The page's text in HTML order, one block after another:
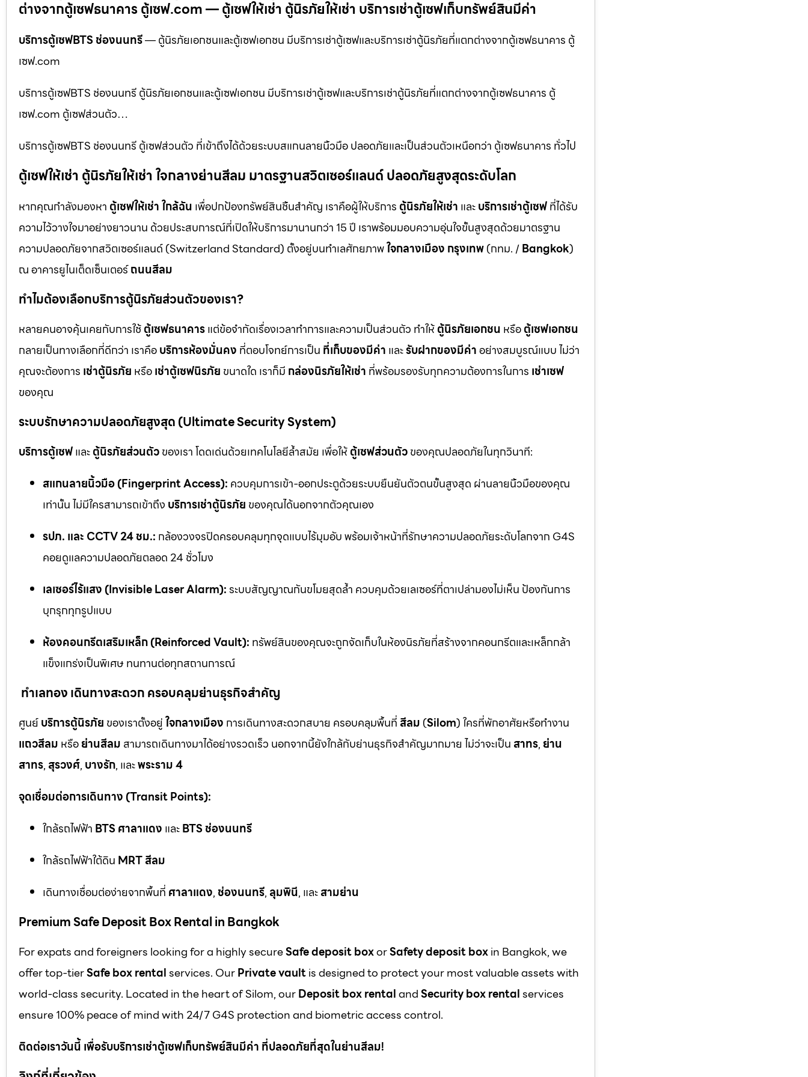
ต่างจากตู้เซฟธนาคาร ตู้เซฟ.com — ตู้เซฟให้เช่า ตู้นิรภัยให้เช่า บริการเช่าตู้เซฟเก็บทรัพย์สินมีค่า
บริการตู้เซฟBTS ช่องนนทรี— ตู้นิรภัยเอกชนและตู้เซฟเอกชน มีบริการเช่าตู้เซฟและบริการเช่าตู้นิรภัยที่แตกต่างจากตู้เซฟธนาคาร ตู้
เซฟ.com
บริการตู้เซฟBTS ช่องนนทรี ตู้นิรภัยเอกชนและตู้เซฟเอกชน มีบริการเช่าตู้เซฟและบริการเช่าตู้นิรภัยที่แตกต่างจากตู้เซฟธนาคาร ตู้
เซฟ.com ตู้เซฟส่วนตัว…
บริการตู้เซฟBTS ช่องนนทรี ตู้เซฟส่วนตัว ที่เข้าถึงได้ด้วยระบบสแกนลายนิ้วมือ ปลอดภัยและเป็นส่วนตัวเหนือกว่า ตู้เซฟธนาคาร ทั่วไป
ตู้เซฟให้เช่า ตู้นิรภัยให้เช่า ใจกลางย่านสีลม มาตรฐานสวิตเซอร์แลนด์ ปลอดภัยสูงสุดระดับโลก
หากคุณกำลังมองหา ตู้เซฟให้เช่า ใกล้ฉัน เพื่อปกป้องทรัพย์สินชิ้นสำคัญ เราคือผู้ให้บริการ ตู้นิรภัยให้เช่า และบริการเช่าตู้เซฟที่ได้รับ
ความไว้วางใจมาอย่างยาวนาน ด้วยประสบการณ์ที่เปิดให้บริการมานานกว่า 15 ปี เราพร้อมมอบความอุ่นใจขั้นสูงสุดด้วยมาตรฐาน
ความปลอดภัยจากสวิตเซอร์แลนด์ (Switzerland Standard) ตั้งอยู่บนทำเลศักยภาพใจกลางเมือง กรุงเทพ(กทม. /Bangkok)
ณ อาคารยูไนเต็ดเซ็นเตอร์ถนนสีลม
ทำไมต้องเลือกบริการตู้นิรภัยส่วนตัวของเรา?
หลายคนอาจคุ้นเคยกับการใช้ตู้เซฟธนาคารแต่ข้อจำกัดเรื่องเวลาทำการและความเป็นส่วนตัว ทำให้ตู้นิรภัยเอกชน หรือตู้เซฟเอกชน
กลายเป็นทางเลือกที่ดีกว่า เราคือบริการห้องมั่นคง ที่ตอบโจทย์การเป็น ที่เก็บของมีค่า และรับฝากของมีค่าอย่างสมบูรณ์แบบ ไม่ว่า
คุณจะต้องการ เช่าตู้นิรภัย หรือเช่าตู้เซฟนิรภัย ขนาดใด เราก็มี กล่องนิรภัยให้เช่า ที่พร้อมรองรับทุกความต้องการในการ เช่าเซฟ
ของคุณ
ระบบรักษาความปลอดภัยสูงสุด (Ultimate Security System)
บริการตู้เซฟและตู้นิรภัยส่วนตัวของเรา โดดเด่นด้วยเทคโนโลยีล้ำสมัย เพื่อให้ตู้เซฟส่วนตัวของคุณปลอดภัยในทุกวินาที:
สแกนลายนิ้วมือ (Fingerprint Access): ควบคุมการเข้า-ออกประตูด้วยระบบยืนยันตัวตนขั้นสูงสุด ผ่านลายนิ้วมือของคุณ
เท่านั้น ไม่มีใครสามารถเข้าถึง บริการเช่าตู้นิรภัย ของคุณได้นอกจากตัวคุณเอง
รปภ. และ CCTV 24 ชม.: กล้องวงจรปิดครอบคลุมทุกจุดแบบไร้มุมอับ พร้อมเจ้าหน้าที่รักษาความปลอดภัยระดับโลกจาก G4S
คอยดูแลความปลอดภัยตลอด 24 ชั่วโมง
เลเซอร์ไร้แสง (Invisible Laser Alarm):ระบบสัญญาณกันขโมยสุดล้ำ ควบคุมด้วยเลเซอร์ที่ตาเปล่ามองไม่เห็น ป้องกันการ
บุกรุกทุกรูปแบบ
ห้องคอนกรีตเสริมเหล็ก (Reinforced Vault): ทรัพย์สินของคุณจะถูกจัดเก็บในห้องนิรภัยที่สร้างจากคอนกรีตและเหล็กกล้า
แข็งแกร่งเป็นพิเศษ ทนทานต่อทุกสถานการณ์
ทำเลทอง เดินทางสะดวก ครอบคลุมย่านธุรกิจสำคัญ
ศูนย์บริการตู้นิรภัย ของเราตั้งอยู่ใจกลางเมือง การเดินทางสะดวกสบาย ครอบคลุมพื้นที่ สีลม (Silom) ใครที่พักอาศัยหรือทำงาน
แถวสีลม หรือย่านสีลม สามารถเดินทางมาได้อย่างรวดเร็ว นอกจากนี้ยังใกล้กับย่านธุรกิจสำคัญมากมาย ไม่ว่าจะเป็น สาทร, ย่าน
สาทร, สุรวงศ์, บางรัก, และพระราม 4
จุดเชื่อมต่อการเดินทาง (Transit Points):
ใกล้รถไฟฟ้า BTS ศาลาแดง และBTS ช่องนนทรี
ใกล้รถไฟฟ้าใต้ดิน MRT สีลม
เดินทางเชื่อมต่อง่ายจากพื้นที่ ศาลาแดง, ช่องนนทรี, ลุมพินี, และสามย่าน
Premium Safe Deposit Box Rental in Bangkok
For expats and foreigners looking for a highly secureSafe deposit boxorSafety deposit boxin Bangkok, we
offer top-tierSafe box rentalservices. OurPrivate vaultis designed to protect your most valuable assets with
world-class security. Located in the heart of Silom, ourDeposit box rentalandSecurity box rentalservices
ensure 100% peace of mind with 24/7 G4S protection and biometric access control.
ติดต่อเราวันนี้ เพื่อรับบริการเช่าตู้เซฟเก็บทรัพย์สินมีค่า ที่ปลอดภัยที่สุดในย่านสีลม!